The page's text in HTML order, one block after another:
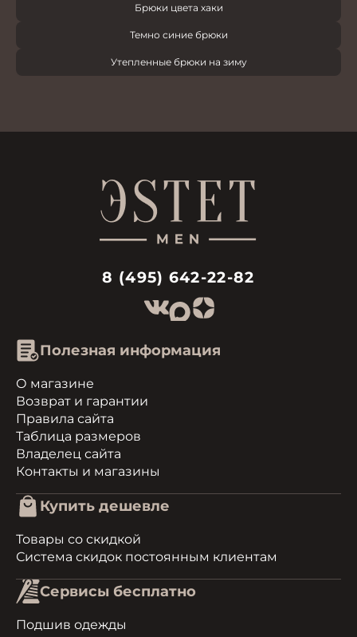
Брюки цвета хаки
Темно синие брюки
Утепленные брюки на зиму
8 (495) 642-22-82
Полезная информация
О магазине
Возврат и гарантии
Правила сайта
Таблица размеров
Владелец сайта
Контакты и магазины
Купить дешевле
Товары со скидкой
Система скидок постоянным клиентам
Сервисы бесплатно
Подшив одежды